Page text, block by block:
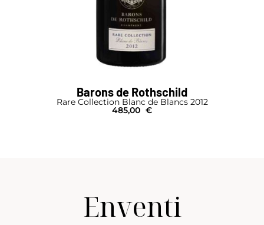
Armand de Brignac
Brut Gold
Enventi